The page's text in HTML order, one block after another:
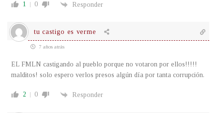
1 0 Responder
tu castigo es verme
7 años atrás
EL FMLN castigando al pueblo porque no votaron por ellos!!!!!
malditos! solo espero verlos presos algún día por tanta corrupción.
2 0 Responder